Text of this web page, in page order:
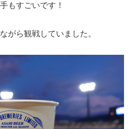
もすごいです！
がら観戦していました。